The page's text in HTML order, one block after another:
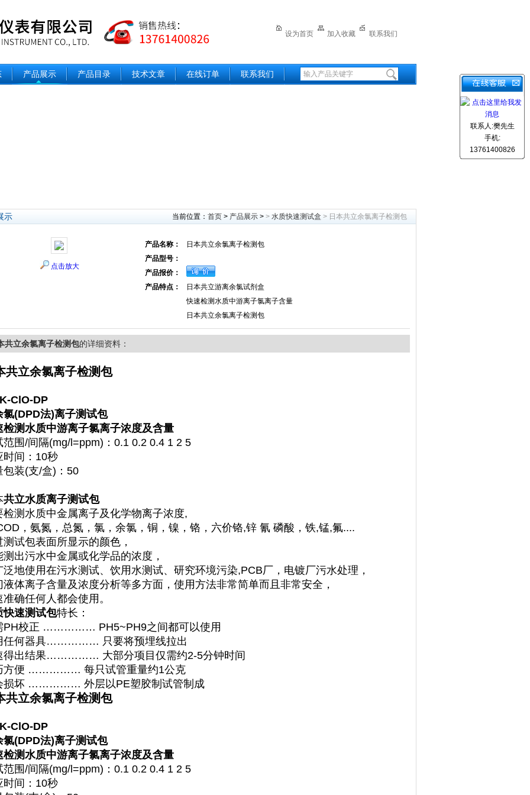
设为首页 加入收藏 联系我们
产品展示 产品目录 技术文章 在线订单 联系我们
示 当前位置： 首页 > 产品展示 > > 水质快速测试盒 > 日本共立余氯离子检测包
点击放大
产品名称：
日本共立余氯离子检测包
产品型号：
产品报价：
产品特点：
日本共立游离余氯试剂盒
快速检测水质中游离子氯离子含量
日本共立余氯离子检测包
共立余氯离子检测包的详细资料：
共立余氯离子检测包
ClO-DP
氯(DPD法)离子测试包
检测水质中游离子氯离子浓度及含量
范围/间隔(mg/l=ppm)：0.1 0.2 0.4 1 2 5
时间：10秒
包装(支/盒)：50
共立水质离子测试包
检测水质中金属离子及化学物离子浓度,
，氨氮，总氮，氯，余氯，铜，镍，铬，六价铬,锌 氰 磷酸，铁,锰,氟....
测试包表面所显示的颜色，
测出污水中金属或化学品的浓度，
泛地使用在污水测试、饮用水测试、研究环境污染,PCB厂，电镀厂污水处理，
液体离子含量及浓度分析等多方面，使用方法非常简单而且非常安全，
准确任何人都会使用。
快速测试包特长：
PH校正 …………… PH5~PH9之间都可以使用
任何器具…………… 只要将预埋线拉出
得出结果…………… 大部分项目仅需约2-5分钟时间
方便 …………… 每只试管重量约1公克
损坏 …………… 外层以PE塑胶制试管制成
共立余氯离子检测包
ClO-DP
氯(DPD法)离子测试包
检测水质中游离子氯离子浓度及含量
范围/间隔(mg/l=ppm)：0.1 0.2 0.4 1 2 5
时间：10秒
联系人:樊先生
手机:
13761400826